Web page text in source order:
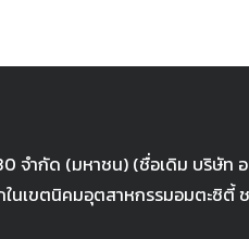
จำกัด (มหาชน) (ชื่อเดิม บริษัท
ในเขตนิคมอุตสาหกรรมอมตะซิตี้